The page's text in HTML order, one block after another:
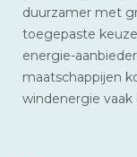
duurzamer met
toegepaste
energie-
maatschappijen
windenergie vaak